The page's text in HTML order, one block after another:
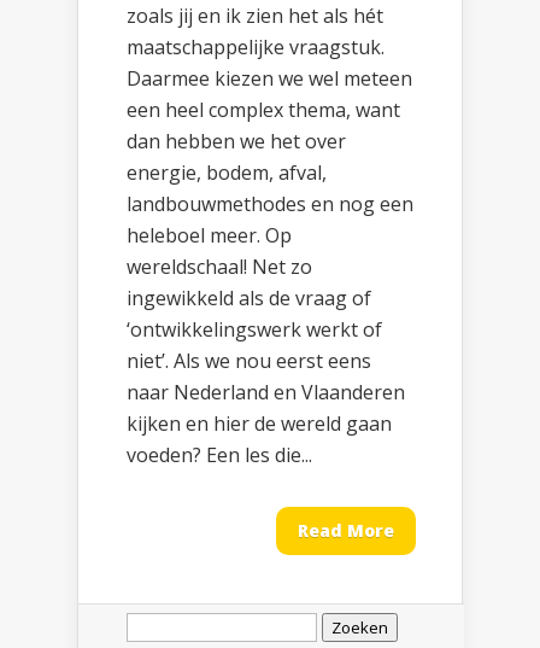
zoals jij en ik zien het als hét
maatschappelijke vraagstuk.
Daarmee kiezen we wel meteen
een heel complex thema, want
dan hebben we het over
energie, bodem, afval,
landbouwmethodes en nog een
heleboel meer. Op
wereldschaal! Net zo
ingewikkeld als de vraag of
‘ontwikkelingswerk werkt of
niet’. Als we nou eerst eens
naar Nederland en Vlaanderen
kijken en hier de wereld gaan
voeden? Een les die...
Read More
Zoeken